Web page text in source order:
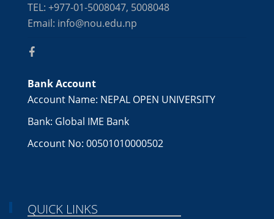
TEL: +977-01-5008047, 5008048
Email: info@nou.edu.np
Bank Account
Account Name: NEPAL OPEN UNIVERSITY
Bank: Global IME Bank
Account No: 00501010000502
QUICK LINKS